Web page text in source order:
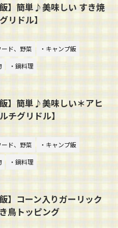
飯】簡単♪美味しい すき焼
リドル】
ード、野菜
・キャンプ飯
・鍋料理
飯】簡単♪美味しい＊アヒ
チグリドル】
ード、野菜
・キャンプ飯
・鍋料理
】コーン入りガーリック
鳥トッピング